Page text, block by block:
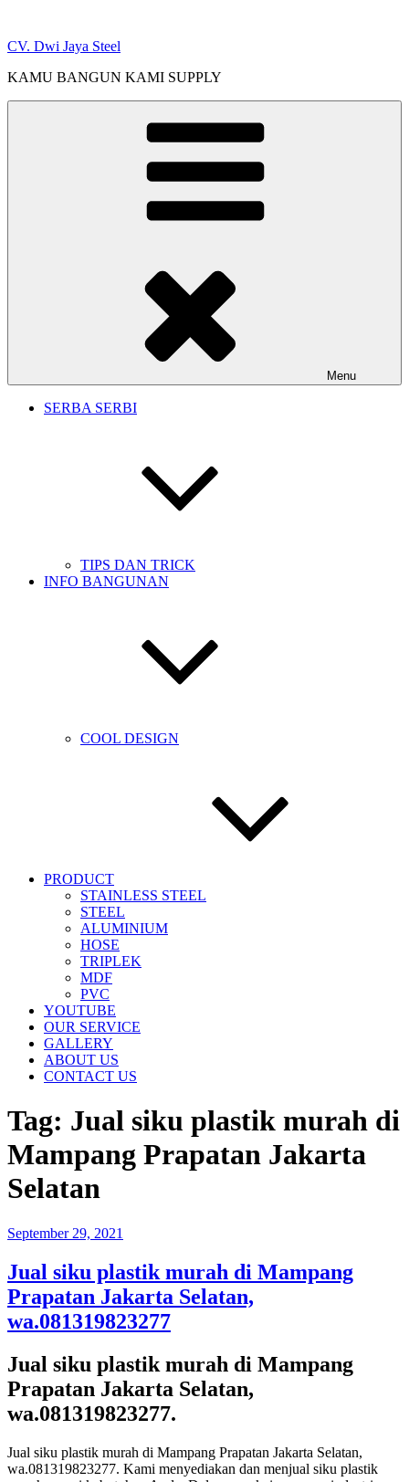
content
CV. Dwi Jaya Steel
KAMU BANGUN KAMI SUPPLY
Menu
SERBA SERBI
TIPS DAN TRICK
INFO BANGUNAN
COOL DESIGN
PRODUCT
STAINLESS STEEL
STEEL
ALUMINIUM
HOSE
TRIPLEK
MDF
PVC
YOUTUBE
OUR SERVICE
GALLERY
ABOUT US
CONTACT US
Tag: Jual siku plastik murah di
Mampang Prapatan Jakarta
Selatan
Posted
September 29, 2021
Jual siku plastik murah di Mampang
Prapatan Jakarta Selatan,
wa.081319823277
Jual siku plastik murah di Mampang
Prapatan Jakarta Selatan,
wa.081319823277.
Jual siku plastik murah di Mampang Prapatan Jakarta Selatan,
wa.081319823277. Kami menyediakan dan menjual siku plastik